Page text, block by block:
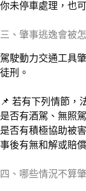
你未停車處理，也
三、肇事逃逸會被
駕駛動力交通工具
徒刑。
📌 若有下列情節，
是否有酒駕、無照
是否有積極協助被
事後有無和解或賠償
四、哪些情況不算